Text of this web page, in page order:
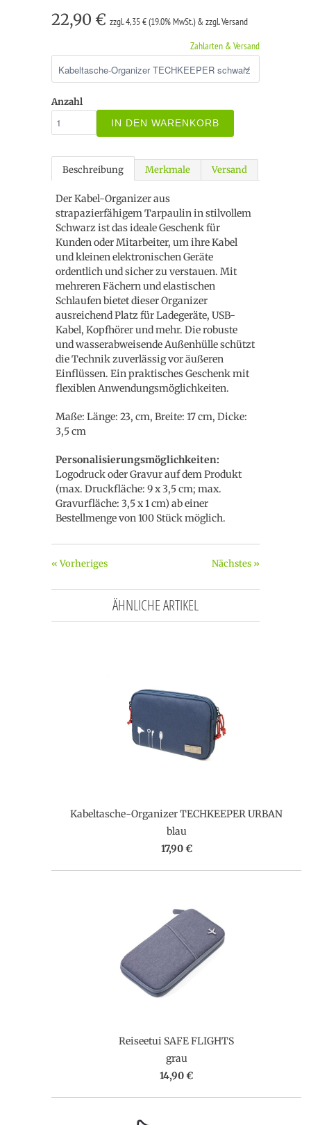
22,90 € zzgl. 4,35 € (19.0% MwSt.) & zzgl. Versand
Zahlarten & Versand
Anzahl
IN DEN WARENKORB
Beschreibung Merkmale Versand
Der Kabel-Organizer aus
strapazierfähigem Tarpaulin in stilvollem
Schwarz ist das ideale Geschenk für
Kunden oder Mitarbeiter, um ihre Kabel
und kleinen elektronischen Geräte
ordentlich und sicher zu verstauen. Mit
mehreren Fächern und elastischen
Schlaufen bietet dieser Organizer
ausreichend Platz für Ladegeräte, USB-
Kabel, Kopfhörer und mehr. Die robuste
und wasserabweisende Außenhülle schützt
die Technik zuverlässig vor äußeren
Einflüssen. Ein praktisches Geschenk mit
flexiblen Anwendungsmöglichkeiten.
Maße: Länge: 23, cm, Breite: 17 cm, Dicke:
3,5 cm
Personalisierungsmöglichkeiten:
Logodruck oder Gravur auf dem Produkt
(max. Druckfläche: 9 x 3,5 cm; max.
Gravurfläche: 3,5 x 1 cm) ab einer
Bestellmenge von 100 Stück möglich.
Nächstes »
« Vorheriges
ÄHNLICHE ARTIKEL
Kabeltasche-Organizer TECHKEEPER URBAN
blau
17,90 €
Reiseetui SAFE FLIGHTS
grau
14,90 €